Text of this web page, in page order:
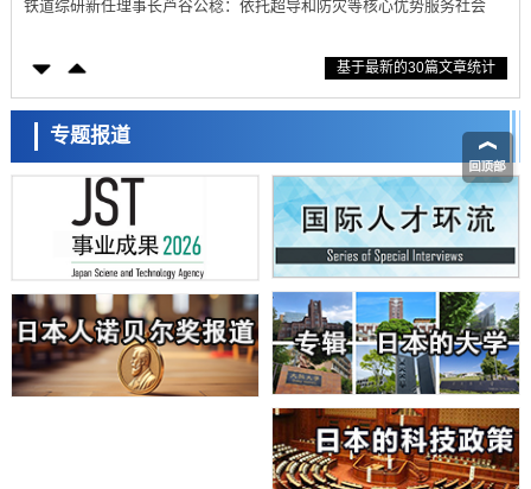
铁道综研新任理事长芦谷公稔：依托超导和防灾等核心优势服务社会
东京大学通过叶绿体基因组编辑技术强化碳固定酶，成功提高光合作用
科学研究
藤田医科大学等成功鉴定出非结核分枝杆菌生存的必需基因，首次揭示
该基因的必要性因菌株而异
经济・社会
【AI法下篇】如何应对AI的不可控性——中央大学平野晋教授专访
科学研究
日本学术会议：为保持土壤健康应采取哪些措施？探讨土壤保护与强化
的具体对策
科学研究
大阪大学开发基于水氢键网络的温度预测新方法，AI从分子排列信息中
高精度解读
经济・社会
【AI法上篇】如何对“将人生交给AI”保持危机感——中央大学平野晋教
庆应义塾大学阐明脑内“游击手”小胶质细胞包裹保护受损神经细胞的机
制，有望用于开发阿尔茨海默病等疾病疗法
基于最新的30篇文章统计
专题报道